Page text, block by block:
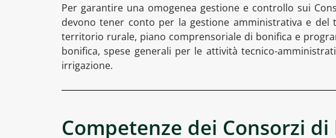
Per garantire una omogenea gestione e controllo sui
devono tener conto per la gestione amministrativa e
territorio rurale, piano comprensoriale di bonifica e
bonifica, spese generali per le attività tecnico-
irrigazione.
Competenze dei Consorzi